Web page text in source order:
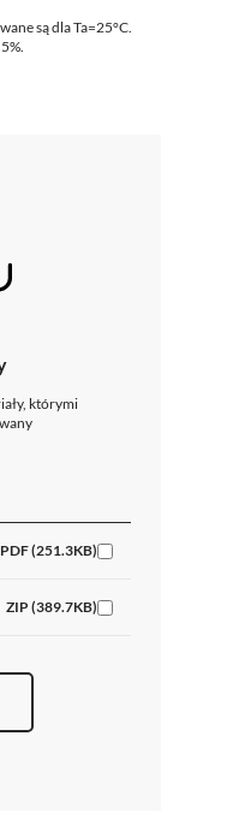
są dla Ta=25°C.
którymi
PDF (251.3KB)
ZIP (389.7KB)